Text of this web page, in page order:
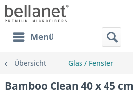
Menü
Übersicht Glas / Fenster
Bamboo Clean 40 x 45 cm